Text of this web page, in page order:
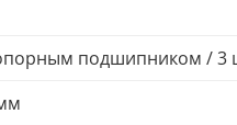
подшипником / 3